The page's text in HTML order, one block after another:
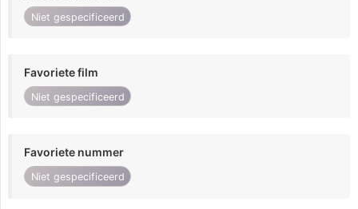
Niet gespecificeerd
Favoriete film
Niet gespecificeerd
Favoriete nummer
Niet gespecificeerd